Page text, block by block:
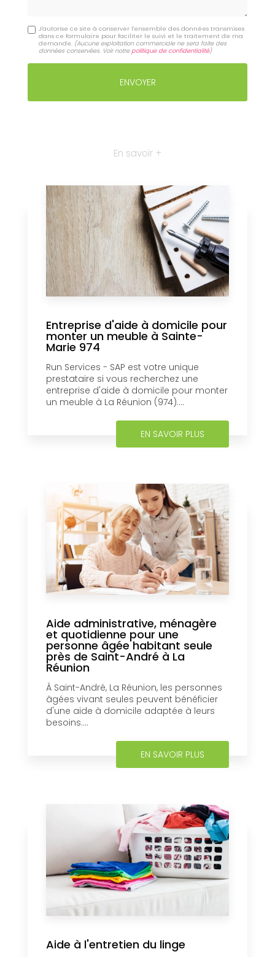
J'autorise ce site à conserver l'ensemble des données transmises
dans ce formulaire pour faciliter le suivi et le traitement de ma
demande. (Aucune exploitation commerciale ne sera faite des
données conservées. Voir notrepolitique de confidentialité)
En savoir +
Entreprise d'aide à domicile pour
monter un meuble à Sainte-
Marie 974
Run Services - SAP est votre unique
prestataire si vous recherchez une
entreprise d'aide à domicile pour monter
un meuble à La Réunion (974)....
EN SAVOIR PLUS
Aide administrative, ménagère
et quotidienne pour une
personne âgée habitant seule
près de Saint-André à La
Réunion
À Saint-André, La Réunion, les personnes
âgées vivant seules peuvent bénéficier
d'une aide à domicile adaptée à leurs
besoins....
EN SAVOIR PLUS
Aide à l'entretien du linge